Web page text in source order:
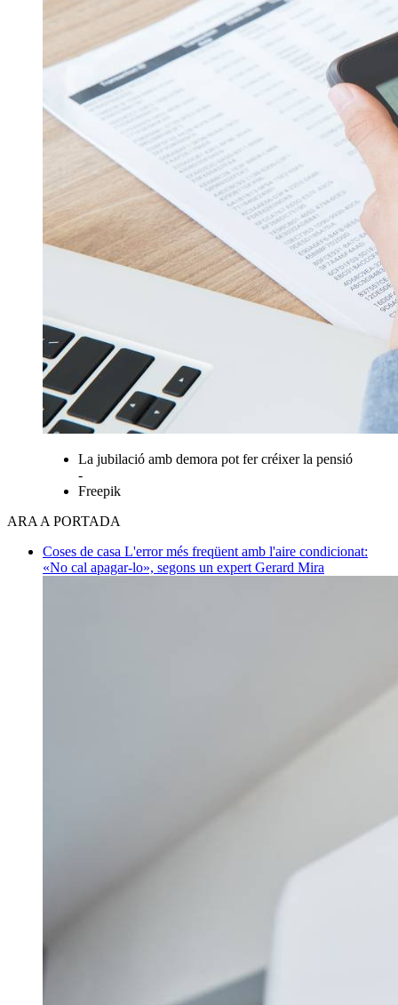
La jubilació amb demora pot fer créixer la pensió
-
Freepik
ARA A PORTADA
Coses de casa L'error més freqüent amb l'aire condicionat:
«No cal apagar-lo», segons un expert Gerard Mira